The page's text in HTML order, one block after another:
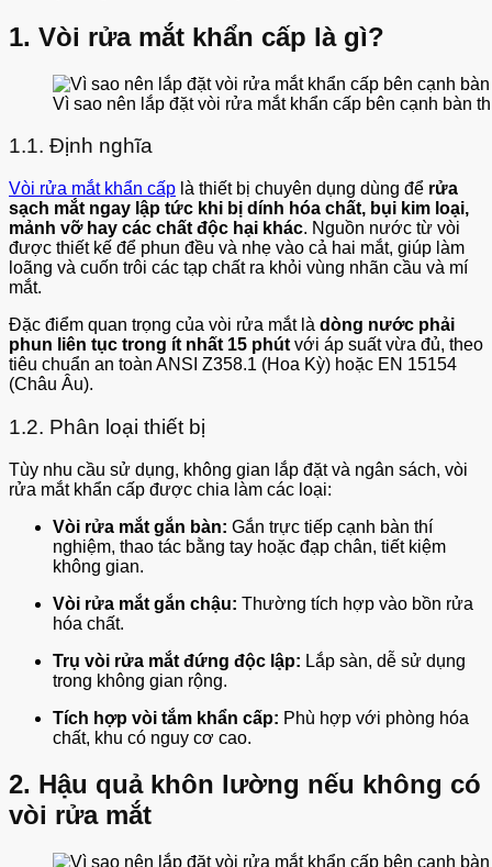
1. Vòi rửa mắt khẩn cấp là gì?
Vì sao nên lắp đặt vòi rửa mắt khẩn cấp bên cạnh bàn
1.1. Định nghĩa
Vòi rửa mắt khẩn cấp là thiết bị chuyên dụng dùng để rửa
sạch mắt ngay lập tức khi bị dính hóa chất, bụi kim loại,
mảnh vỡ hay các chất độc hại khác. Nguồn nước từ vòi
được thiết kế để phun đều và nhẹ vào cả hai mắt, giúp làm
loãng và cuốn trôi các tạp chất ra khỏi vùng nhãn cầu và mí
mắt.
Đặc điểm quan trọng của vòi rửa mắt là dòng nước phải
phun liên tục trong ít nhất 15 phút với áp suất vừa đủ, theo
tiêu chuẩn an toàn ANSI Z358.1 (Hoa Kỳ) hoặc EN 15154
(Châu Âu).
1.2. Phân loại thiết bị
Tùy nhu cầu sử dụng, không gian lắp đặt và ngân sách, vòi
rửa mắt khẩn cấp được chia làm các loại:
Vòi rửa mắt gắn bàn: Gắn trực tiếp cạnh bàn thí
nghiệm, thao tác bằng tay hoặc đạp chân, tiết kiệm
không gian.
Vòi rửa mắt gắn chậu: Thường tích hợp vào bồn rửa
hóa chất.
Trụ vòi rửa mắt đứng độc lập: Lắp sàn, dễ sử dụng
trong không gian rộng.
Tích hợp vòi tắm khẩn cấp: Phù hợp với phòng hóa
chất, khu có nguy cơ cao.
2. Hậu quả khôn lường nếu không có
vòi rửa mắt